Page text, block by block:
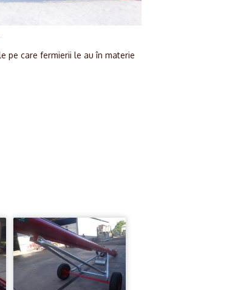
pe care fermierii le au în materie